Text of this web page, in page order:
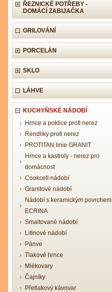
ŘEZNICKÉ POTŘEBY -
DOMÁCÍ ZABIJAČKA
GRILOVÁNÍ
PORCELÁN
SKLO
LÁHVE
KUCHYŇSKÉ NÁDOBÍ
Hrnce a poklice profi nerez
Rendlíky profi nerez
PROTITAN linie GRANIT
Hrnce a kastroly - nerez pro
domácnost
Cookcell nádobí
Granitové nádobí
Nádobí s keramickým povrchem
ECRINA
Smaltované nádobí
Litinové nádobí
Pánve
Tlakové hrnce
Mlékovary
Čajníky
Přetlakový kávovar